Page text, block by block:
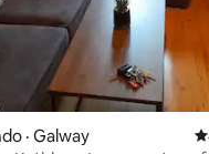
· Galway